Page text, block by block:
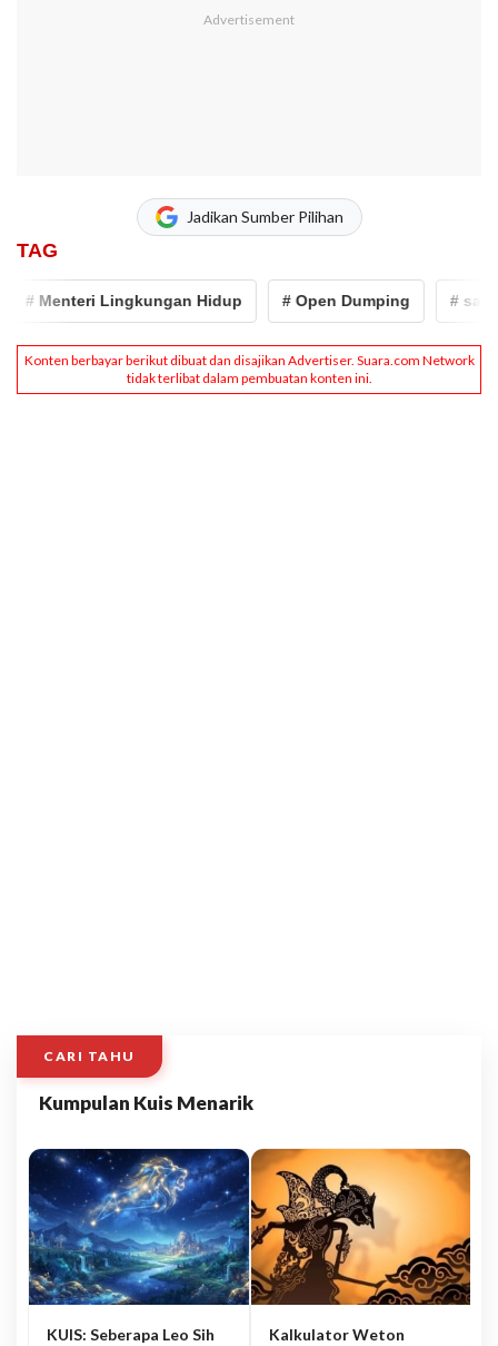
Jadikan Sumber Pilihan
TAG
# Menteri Lingkungan Hidup # Open Dumping # sampah
CARI TAHU
Kumpulan Kuis Menarik
KUIS: Seberapa Leo Sih
Kalkulator Weton